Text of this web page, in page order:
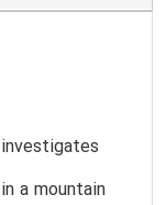
a mountain